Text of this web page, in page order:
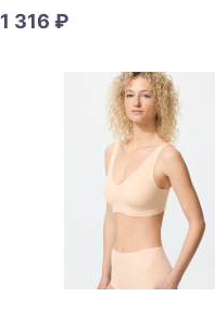
1 316 ₽